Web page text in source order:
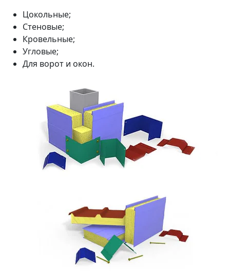
Цокольные;
Стеновые;
Кровельные;
Угловые;
Для ворот и окон.